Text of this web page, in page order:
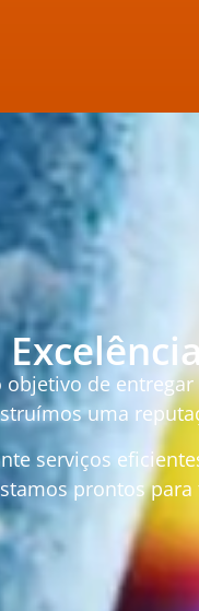
de
uma
serviços
prontos